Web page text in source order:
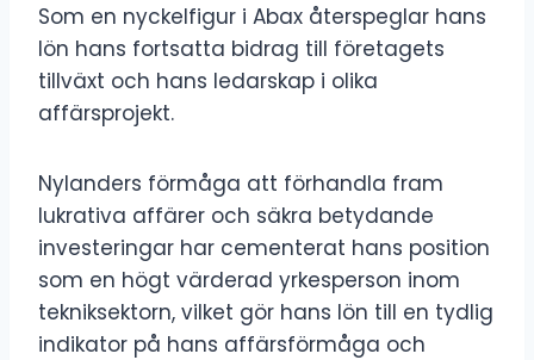
Som en nyckelfigur i Abax återspeglar hans
lön hans fortsatta bidrag till företagets
tillväxt och hans ledarskap i olika
affärsprojekt.
Nylanders förmåga att förhandla fram
lukrativa affärer och säkra betydande
investeringar har cementerat hans position
som en högt värderad yrkesperson inom
tekniksektorn, vilket gör hans lön till en tydlig
indikator på hans affärsförmåga och